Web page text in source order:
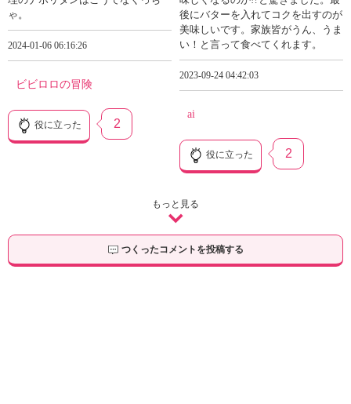
ゃ。
2024-01-06 06:16:26
ビビロロの冒険
役に立った 2
後にバターを入れてコクを出すのが
美味しいです。家族皆がうん、うま
い！と言って食べてくれます。
2023-09-24 04:42:03
ai
役に立った 2
もっと見る
つくったコメントを投稿する